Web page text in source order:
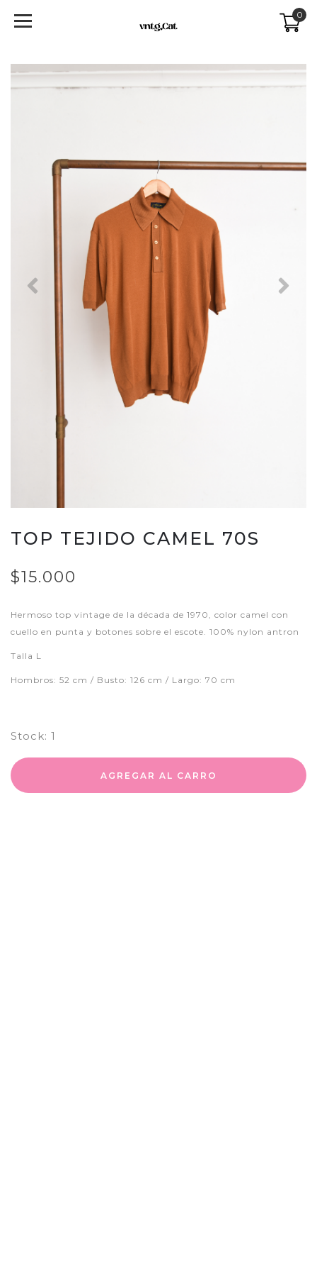
0
Previous Next
TOP TEJIDO CAMEL 70S
$15.000
Hermoso top vintage de la década de 1970, color camel con
cuello en punta y botones sobre el escote. 100% nylon antron
Talla L
Hombros: 52 cm / Busto: 126 cm / Largo: 70 cm
Stock: 1
AGREGAR AL CARRO